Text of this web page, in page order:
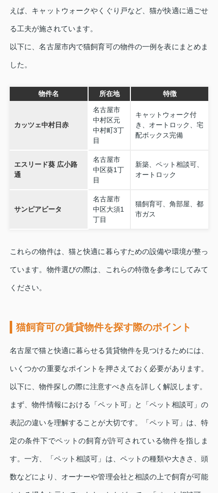
えば、キャットウォークやくぐり戸など、猫が快適に過ごせ
る工夫が施されています。
以下に、名古屋市内で猫飼育可の物件の一例を表にまとめま
した。
物件名 所在地 特徴
カッツェ中村日赤
名古屋市
中村区元
中村町3丁
目
キャットウォーク付
き、オートロック、宅
配ボックス完備
エスリード葵 広小路
通
名古屋市
中区葵1丁
目
新築、ペット相談可、
オートロック
サンピアビータ
名古屋市
中区大須1
丁目
猫飼育可、角部屋、都
市ガス
これらの物件は、猫と快適に暮らすための設備や環境が整っ
ています。物件選びの際は、これらの特徴を参考にしてみて
ください。
猫飼育可の賃貸物件を探す際のポイント
名古屋で猫と快適に暮らせる賃貸物件を見つけるためには、
いくつかの重要なポイントを押さえておく必要があります。
以下に、物件探しの際に注意すべき点を詳しく解説します。
まず、物件情報における「ペット可」と「ペット相談可」の
表記の違いを理解することが大切です。「ペット可」は、特
定の条件下でペットの飼育が許可されている物件を指しま
す。一方、「ペット相談可」は、ペットの種類や大きさ、頭
数などにより、オーナーや管理会社と相談の上で飼育が可能